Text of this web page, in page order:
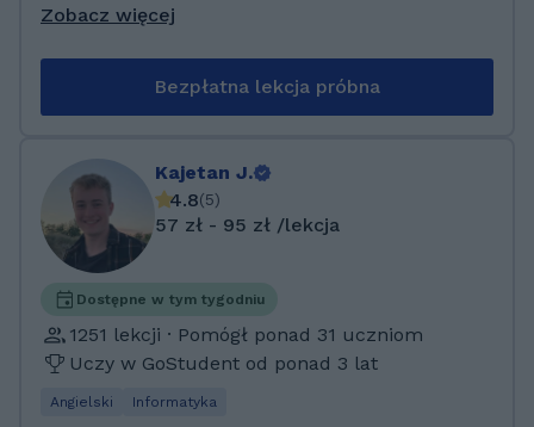
cierpliwa, zorganizowana i ambitna co
sukcesy osób które tak jak ja chciały dostać się
zagadnienia. Od swoich uczniów oczekuje
systematyczności oraz przygotowania do zajęć
i pozytywnego nastawiania. Wychodzę z
założenia, że nie ma głupich pytań oraz
odpowiedzi :)
Zobacz więcej
Bezpłatna lekcja próbna
Kajetan J.
4.8(5)
57 zł - 95 zł /lekcja
Dostępne w tym tygodniu
1251 lekcji · Pomógł ponad 31 uczniom
Uczy w GoStudent od ponad 3 lat
Angielski Informatyka